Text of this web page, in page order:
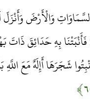
وَالْأَرْضَ
فَأَنْبَتْنَا بِهِ حَدَائِقَ ذَاتَ
شَجَرَهَا أَإِلَهٌ مَعَ